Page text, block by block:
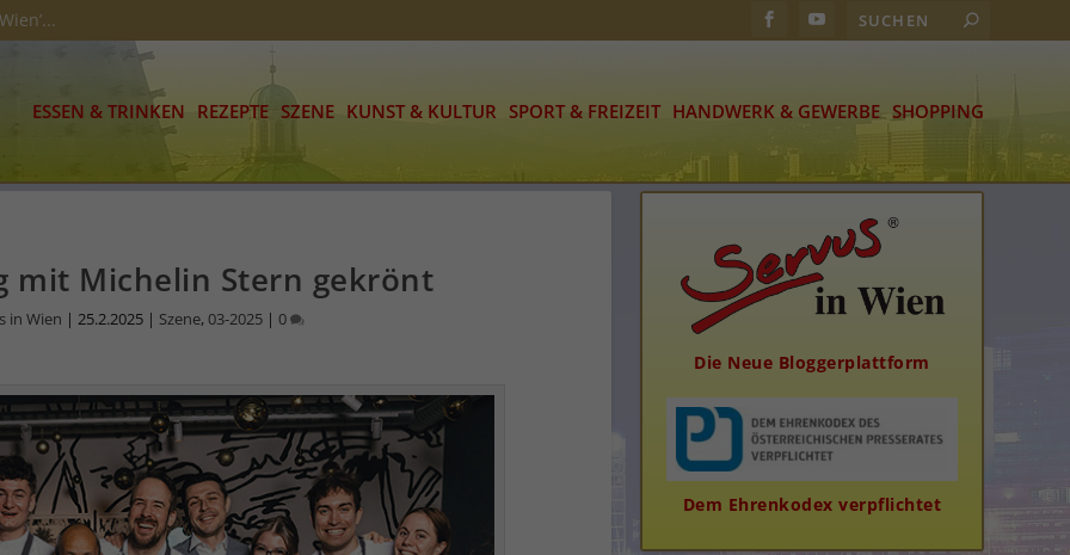
ESSEN & TRINKEN REZEPTE SZENE KUNST & KULTUR SPORT & FREIZEIT HANDWERK & GEWERBE SHOPPING
mit Michelin Stern gekrönt
in Wien | 25.2.2025 | Szene,03-2025 | 0
Die Neue Bloggerplattform
Dem Ehrenkodex verpflichtet